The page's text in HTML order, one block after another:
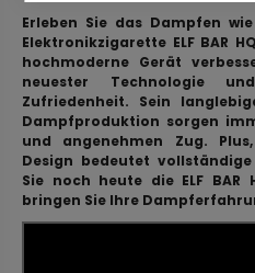
Erleben Sie das Dampfen
Elektronikzigarette ELF BAR
hochmoderne Gerät
neuester Technologie
Zufriedenheit. Sein
Dampfproduktion sorgen
und angenehmen Zug.
Design bedeutet
Sie noch heute die ELF BAR
bringen Sie Ihre